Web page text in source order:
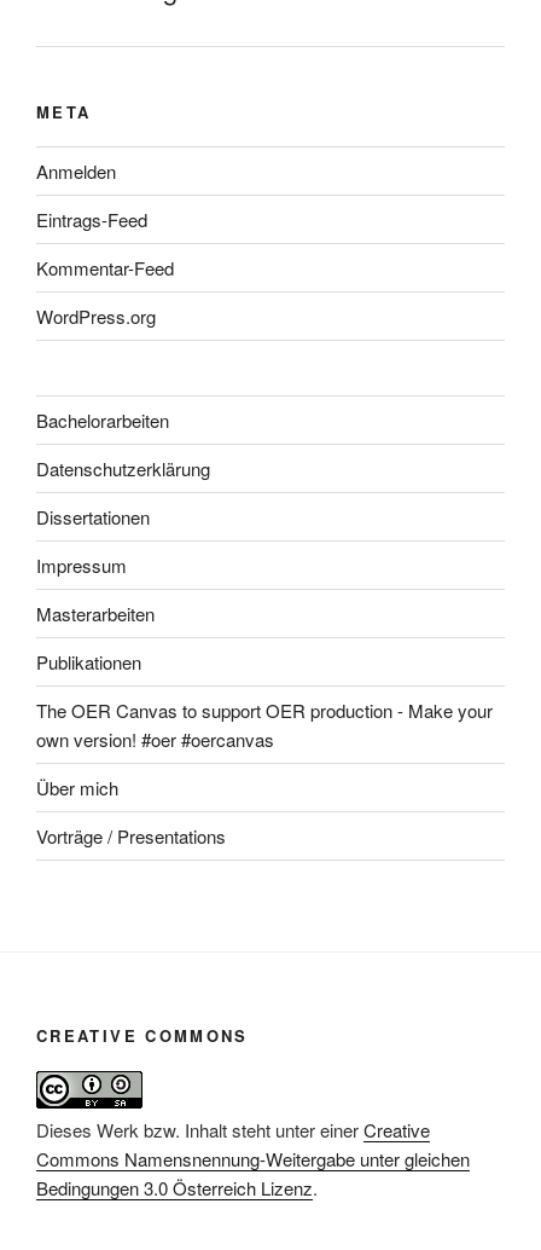
META
Anmelden
Eintrags-Feed
Kommentar-Feed
WordPress.org
Bachelorarbeiten
Datenschutzerklärung
Dissertationen
Impressum
Masterarbeiten
Publikationen
The OER Canvas to support OER production - Make your
own version! #oer #oercanvas
Über mich
Vorträge / Presentations
CREATIVE COMMONS
Dieses Werk bzw. Inhalt steht unter einerCreative
Commons Namensnennung-Weitergabe unter gleichen
Bedingungen 3.0 Österreich Lizenz.